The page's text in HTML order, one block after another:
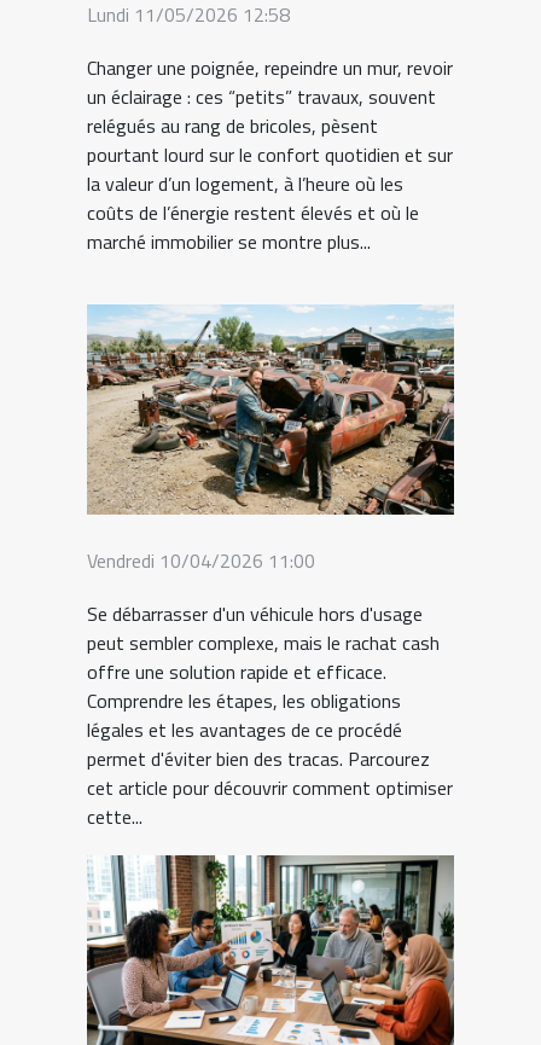
Lundi 11/05/2026 12:58
Changer une poignée, repeindre un mur, revoir
un éclairage : ces “petits” travaux, souvent
relégués au rang de bricoles, pèsent
pourtant lourd sur le confort quotidien et sur
la valeur d’un logement, à l’heure où les
coûts de l’énergie restent élevés et où le
marché immobilier se montre plus...
Vendredi 10/04/2026 11:00
Se débarrasser d'un véhicule hors d'usage
peut sembler complexe, mais le rachat cash
offre une solution rapide et efficace.
Comprendre les étapes, les obligations
légales et les avantages de ce procédé
permet d'éviter bien des tracas. Parcourez
cet article pour découvrir comment optimiser
cette...